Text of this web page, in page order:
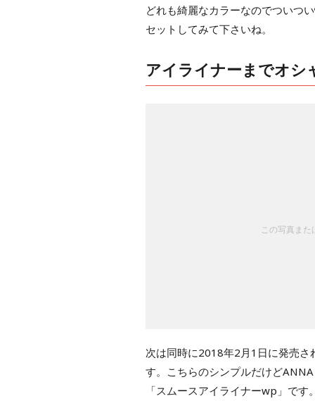
どれも綺麗なカラーなのでついつ
セットしてみて下さいね。
アイライナーまでオシ
この写真ま
次は同時に2018年2月1日に発売さ
す。こちらのシンプルだけど
「スムースアイライナーwp」です